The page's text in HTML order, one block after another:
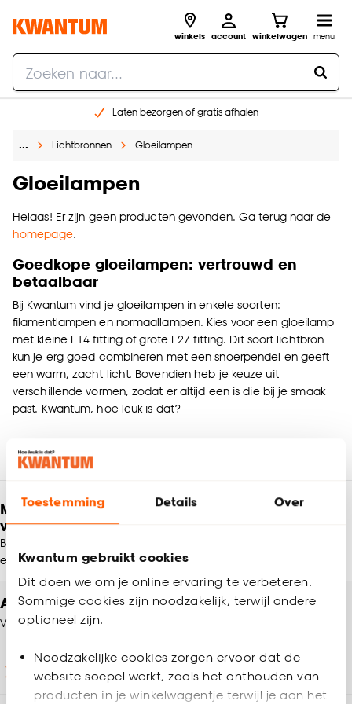
Toestemming Details Over
Kwantum gebruikt cookies
Dit doen we om je online ervaring te verbeteren.
Sommige cookies zijn noodzakelijk, terwijl andere
optioneel zijn.
Noodzakelijke cookies zorgen ervoor dat de
website soepel werkt, zoals het onthouden van
producten in je winkelwagentje terwijl je aan het
winkels account winkelwagen menu
Laten bezorgen of gratis afhalen
Gratis raam advies en opmeten aan huis
… Lichtbronnen Gloeilampen
Gloeilampen
Helaas! Er zijn geen producten gevonden. Ga terug naar de
homepage.
Goedkope gloeilampen: vertrouwd en
betaalbaar
Bij Kwantum vind je gloeilampen in enkele soorten:
filamentlampen en normaallampen. Kies voor een gloeilamp
met kleine E14 fitting of grote E27 fitting. Dit soort lichtbron
kun je erg goed combineren met een snoerpendel en geeft
een warm, zacht licht. Bovendien heb je keuze uit
verschillende vormen, zodat er altijd een is die bij je smaak
past. Kwantum, hoe leuk is dat?
Meld je aan en ontvang € 5,- korting op je
volgende bestelling
Blijf per e-mail op de hoogte van leuke aanbiedingen, inspiratie
en meer!
Altijd een winkel in de buurt
Vind jouw Kwantum winkel
Winkels en openingstijden